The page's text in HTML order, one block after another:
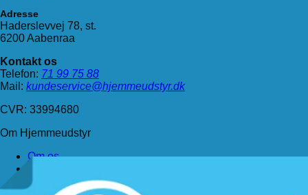
Adresse
Haderslevvej 78, st.
6200 Aabenraa
Kontakt os
Telefon: 71 99 75 88
Mail: kundeservice@hjemmeudstyr.dk
CVR: 33994680
Om Hjemmeudstyr
Om os
Levering